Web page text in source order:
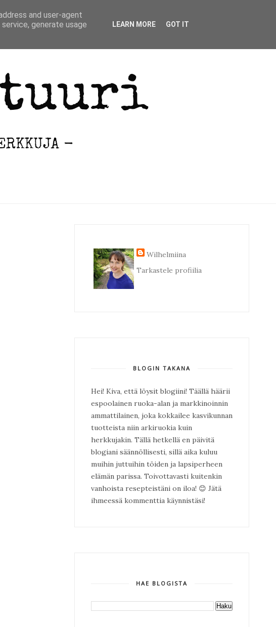
Wilhelmiina
Tarkastele profiilia
BLOGIN TAKANA
Hei! Kiva, että löysit blogiini! Täällä häärii
espoolainen ruoka-alan ja markkinoinnin
ammattilainen, joka kokkailee kasvikunnan
tuotteista niin arkiruokia kuin
herkkujakin. Tällä hetkellä en päivitä
blogiani säännöllisesti, sillä aika kuluu
muihin juttuihin töiden ja lapsiperheen
elämän parissa. Toivottavasti kuitenkin
vanhoista resepteistäni on iloa! 😊 Jätä
ihmeessä kommenttia käynnistäsi!
HAE BLOGISTA
and user-agent
generate usage
LEARN MORE GOT IT